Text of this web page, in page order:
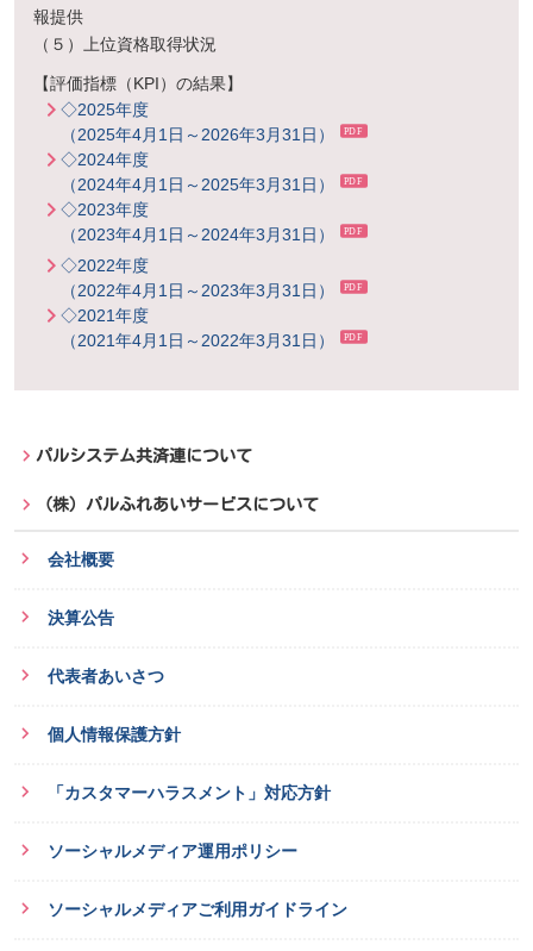
報提供
（５）
上位資格取得状況
【評価指標（KPI）の結果】
◇2025年度
（2025年4月1日～2026年3月31日）
◇2024年度
（2024年4月1日～2025年3月31日）
◇2023年度
（2023年4月1日～2024年3月31日）
◇2022年度
（2022年4月1日～2023年3月31日）
◇2021年度
（2021年4月1日～2022年3月31日）
パルシステム共済連について
（株）パルふれあいサービスについて
会社概要
決算公告
代表者あいさつ
個人情報保護方針
「カスタマーハラスメント」対応方針
ソーシャルメディア運用ポリシー
ソーシャルメディアご利用ガイドライン